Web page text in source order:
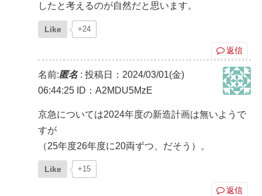
したと考えるのが自然だと思います。
Like +24
返信
名前:匿名: 投稿日：2024/03/01(金)
06:44:25 ID：A2MDU5MzE
京急については2024年度の新造計画は無いようで
すが
（25年度26年度に20両ずつ、だそう）。
Like +15
返信